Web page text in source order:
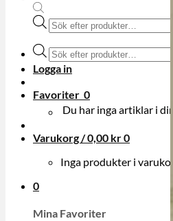
Produktsökning
Produktsökning
Logga in
Favoriter 0
Du har inga artiklar i
Varukorg /0,00 kr0
Inga produkter i
0
Mina Favoriter